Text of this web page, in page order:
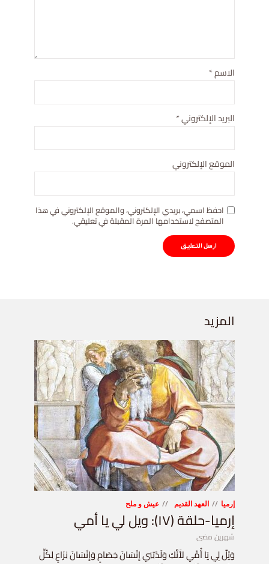
الاسم*
البريد الإلكتروني*
الموقع الإلكتروني
احفظ اسمي، بريدي الإلكتروني، والموقع الإلكتروني في هذا
المتصفح لاستخدامها المرة المقبلة في تعليقي.
المزيد
إرميا العهد القديم عيش و ملح
إرميا-حلقة (١٧): ويل لي يا أمي
شهرين مضى
وَيْلٌ لِي يَا أُمِّي لأَنَّكِ وَلَدْتِنِي إِنْسَانَ خِصَامٍ وَإِنْسَانَ نِزَاعٍ لِكُلِّ